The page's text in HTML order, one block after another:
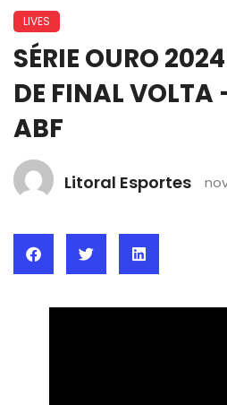
LIVES
SÉRIE OURO
DE FINAL VOLTA
ABF
Litoral Esportes